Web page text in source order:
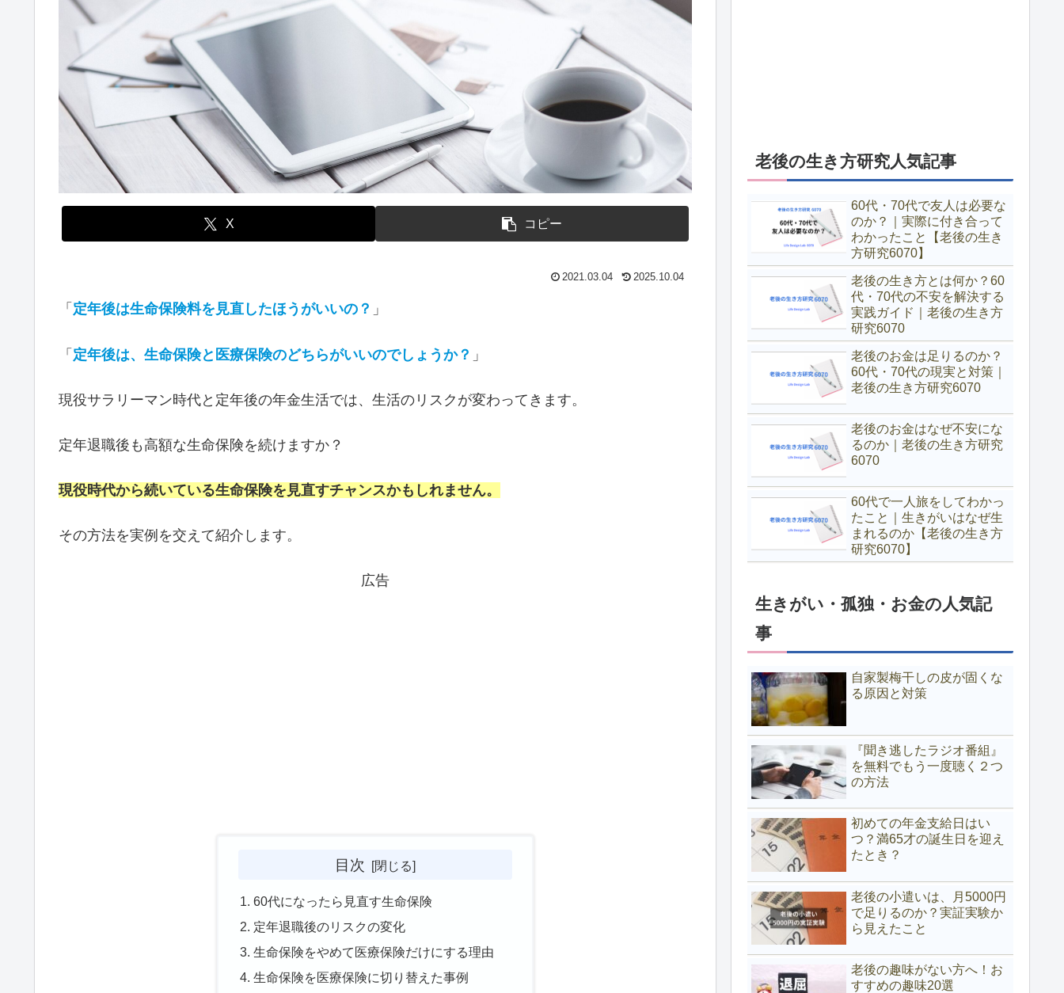
X コピー
2021.03.04 2025.10.04
「 定年後は生命保険料を見直したほうがいいの？ 」
「 定年後は、生命保険と医療保険のどちらがいいのでしょうか？ 」
現役サラリーマン時代と定年後の年金生活では、生活のリスクが変わってきます。
定年退職後も高額な生命保険を続けますか？
現役時代から続いている生命保険を見直すチャンスかもしれません。
その方法を実例を交えて紹介します。
広告
目次
60代になったら見直す生命保険
定年退職後のリスクの変化
生命保険をやめて医療保険だけにする理由
生命保険を医療保険に切り替えた事例
老後の生き方研究人気記事
60代・70代で友人は必要な
のか？｜実際に付き合って
わかったこと【老後の生き
方研究6070】
老後の生き方とは何か？60
代・70代の不安を解決する
実践ガイド｜老後の生き方
研究6070
老後のお金は足りるのか？
60代・70代の現実と対策｜
老後の生き方研究6070
老後のお金はなぜ不安にな
るのか｜老後の生き方研究
6070
60代で一人旅をしてわかっ
たこと｜生きがいはなぜ生
まれるのか【老後の生き方
研究6070】
生きがい・孤独・お金の人気記
事
自家製梅干しの皮が固くな
る原因と対策
『聞き逃したラジオ番組』
を無料でもう一度聴く２つ
の方法
初めての年金支給日はい
つ？満65才の誕生日を迎え
たとき？
老後の小遣いは、月5000円
で足りるのか？実証実験か
ら見えたこと
老後の趣味がない方へ！お
すすめの趣味20選